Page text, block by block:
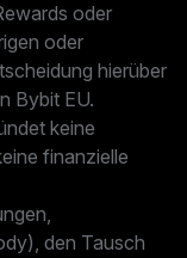
oder
oder
hierüber
Bybit EU.
keine
finanzielle
den Tausch